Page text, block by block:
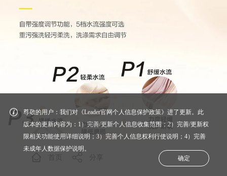
尊敬的用户：我们对《Leader官网个人信息保护政策》进了更新。此
版本的更新内容为：1）完善/更新个人信息收集范围；2）完善/更新权
限相关功能使用详细说明；3）完善个人信息权利行使说明；4）完善
未成年人数据保护说明。
确定